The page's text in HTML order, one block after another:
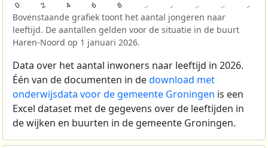
0 2 4 6 8 .. .. .. .. ..
Bovenstaande grafiek toont het aantal jongeren naar
leeftijd. De aantallen gelden voor de situatie in de buurt
Haren-Noord op 1 januari 2026.
Data over het aantal inwoners naar leeftijd in 2026.
Één van de documenten in dedownload met
onderwijsdata voor de gemeente Groningen is een
Excel dataset met de gegevens over de leeftijden in
de wijken en buurten in de gemeente Groningen.